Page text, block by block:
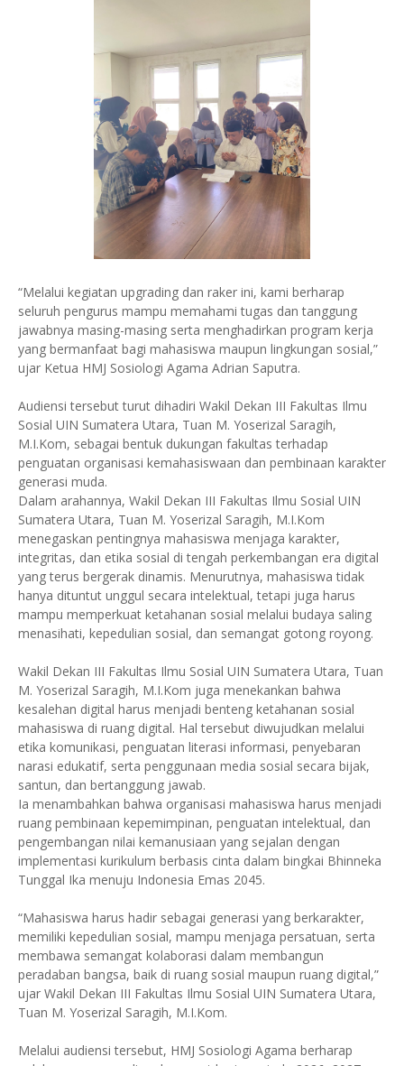
“Melalui kegiatan upgrading dan raker ini, kami berharap
seluruh pengurus mampu memahami tugas dan tanggung
jawabnya masing-masing serta menghadirkan program kerja
yang bermanfaat bagi mahasiswa maupun lingkungan sosial,”
ujar Ketua HMJ Sosiologi Agama Adrian Saputra.
Audiensi tersebut turut dihadiri Wakil Dekan III Fakultas Ilmu
Sosial UIN Sumatera Utara, Tuan M. Yoserizal Saragih,
M.I.Kom, sebagai bentuk dukungan fakultas terhadap
penguatan organisasi kemahasiswaan dan pembinaan karakter
generasi muda.
Dalam arahannya, Wakil Dekan III Fakultas Ilmu Sosial UIN
Sumatera Utara, Tuan M. Yoserizal Saragih, M.I.Kom
menegaskan pentingnya mahasiswa menjaga karakter,
integritas, dan etika sosial di tengah perkembangan era digital
yang terus bergerak dinamis. Menurutnya, mahasiswa tidak
hanya dituntut unggul secara intelektual, tetapi juga harus
mampu memperkuat ketahanan sosial melalui budaya saling
menasihati, kepedulian sosial, dan semangat gotong royong.
Wakil Dekan III Fakultas Ilmu Sosial UIN Sumatera Utara, Tuan
M. Yoserizal Saragih, M.I.Kom juga menekankan bahwa
kesalehan digital harus menjadi benteng ketahanan sosial
mahasiswa di ruang digital. Hal tersebut diwujudkan melalui
etika komunikasi, penguatan literasi informasi, penyebaran
narasi edukatif, serta penggunaan media sosial secara bijak,
santun, dan bertanggung jawab.
Ia menambahkan bahwa organisasi mahasiswa harus menjadi
ruang pembinaan kepemimpinan, penguatan intelektual, dan
pengembangan nilai kemanusiaan yang sejalan dengan
implementasi kurikulum berbasis cinta dalam bingkai Bhinneka
Tunggal Ika menuju Indonesia Emas 2045.
“Mahasiswa harus hadir sebagai generasi yang berkarakter,
memiliki kepedulian sosial, mampu menjaga persatuan, serta
membawa semangat kolaborasi dalam membangun
peradaban bangsa, baik di ruang sosial maupun ruang digital,”
ujar Wakil Dekan III Fakultas Ilmu Sosial UIN Sumatera Utara,
Tuan M. Yoserizal Saragih, M.I.Kom.
Melalui audiensi tersebut, HMJ Sosiologi Agama berharap